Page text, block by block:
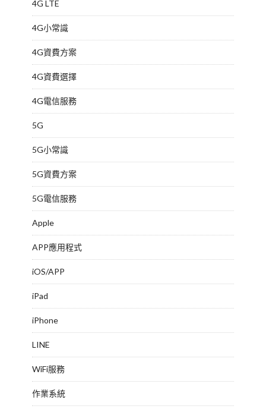
4G LTE
4G小常識
4G資費方案
4G資費選擇
4G電信服務
5G
5G小常識
5G資費方案
5G電信服務
Apple
APP應用程式
iOS/APP
iPad
iPhone
LINE
WiFi服務
作業系統